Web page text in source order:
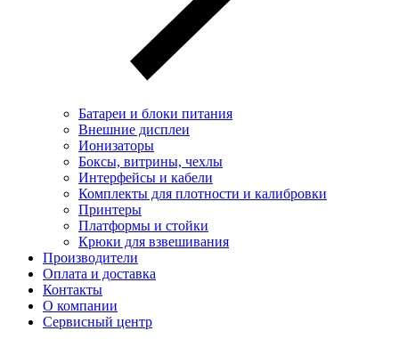
Батареи и блоки питания
Внешние дисплеи
Ионизаторы
Боксы, витрины, чехлы
Интерфейсы и кабели
Комплекты для плотности и калибровки
Принтеры
Платформы и стойки
Крюки для взвешивания
Производители
Оплата и доставка
Контакты
О компании
Сервисный центр